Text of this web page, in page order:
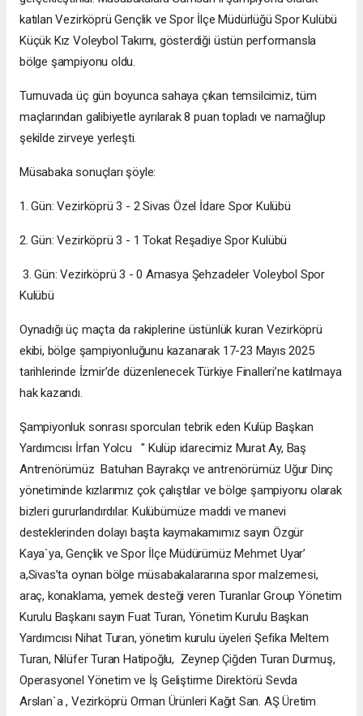
katılan Vezirköprü Gençlik ve Spor İlçe Müdürlüğü Spor Kulübü
Küçük Kız Voleybol Takımı, gösterdiği üstün performansla
bölge şampiyonu oldu.
Turnuvada üç gün boyunca sahaya çıkan temsilcimiz, tüm
maçlarından galibiyetle ayrılarak 8 puan topladı ve namağlup
şekilde zirveye yerleşti.
Müsabaka sonuçları şöyle:
1. Gün: Vezirköprü 3 - 2 Sivas Özel İdare Spor Kulübü
2. Gün: Vezirköprü 3 - 1 Tokat Reşadiye Spor Kulübü
3. Gün: Vezirköprü 3 - 0 Amasya Şehzadeler Voleybol Spor
Kulübü
Oynadığı üç maçta da rakiplerine üstünlük kuran Vezirköprü
ekibi, bölge şampiyonluğunu kazanarak 17-23 Mayıs 2025
tarihlerinde İzmir’de düzenlenecek Türkiye Finalleri’ne katılmaya
hak kazandı.
Şampiyonluk sonrası sporcuları tebrik eden Kulüp Başkan
Yardımcısı İrfan Yolcu " Kulüp idarecimiz Murat Ay, Baş
Antrenörümüz Batuhan Bayrakçı ve antrenörümüz Uğur Dinç
yönetiminde kızlarımız çok çalıştılar ve bölge şampiyonu olarak
bizleri gururlandırdılar. Kulübümüze maddi ve manevi
desteklerinden dolayı başta kaymakamımız sayın Özgür
Kaya`ya, Gençlik ve Spor İlçe Müdürümüz Mehmet Uyar’
a,Sivas’ta oynan bölge müsabakalararına spor malzemesi,
araç, konaklama, yemek desteği veren Turanlar Group Yönetim
Kurulu Başkanı sayın Fuat Turan, Yönetim Kurulu Başkan
Yardımcısı Nihat Turan, yönetim kurulu üyeleri Şefika Meltem
Turan, Nilüfer Turan Hatipoğlu, Zeynep Çiğden Turan Durmuş,
Operasyonel Yönetim ve İş Geliştirme Direktörü Sevda
Arslan`a , Vezirköprü Orman Ürünleri Kağıt San. AŞ Üretim